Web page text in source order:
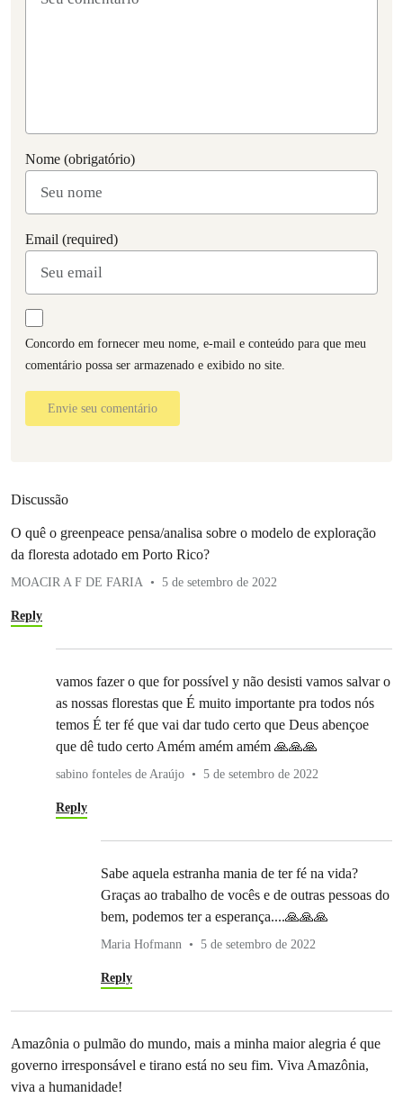
Nome (obrigatório)
Email (required)
Concordo em fornecer meu nome, e-mail e conteúdo para que meu
comentário possa ser armazenado e exibido no site.
Envie seu comentário
Discussão
O quê o greenpeace pensa/analisa sobre o modelo de exploração
da floresta adotado em Porto Rico?
MOACIR A F DE FARIA 5 de setembro de 2022
Reply
vamos fazer o que for possível y não desisti vamos salvar o
as nossas florestas que É muito importante pra todos nós
temos É ter fé que vai dar tudo certo que Deus abençoe
que dê tudo certo Amém amém amém 🙏🙏🙏
sabino fonteles de Araújo 5 de setembro de 2022
Reply
Sabe aquela estranha mania de ter fé na vida?
Graças ao trabalho de vocês e de outras pessoas do
bem, podemos ter a esperança....🙏🙏🙏
Maria Hofmann 5 de setembro de 2022
Reply
Amazônia o pulmão do mundo, mais a minha maior alegria é que
governo irresponsável e tirano está no seu fim. Viva Amazônia,
viva a humanidade!